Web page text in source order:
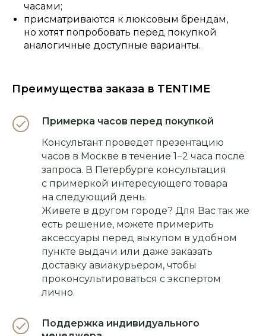
часами;
присматриваются к люксовым брендам,
но хотят попробовать перед покупкой
аналогичные доступные варианты.
Преимущества заказа в TENTIME
Примерка часов перед покупкой
Консультант проведет презентацию
часов в Москве в течение 1−2 часа после
запроса. В Петербурге консультация
с примеркой интересующего товара
на следующий день.
Живете в другом городе? Для Вас так же
есть решение, можете примерить
аксессуары перед выкупом в удобном
пункте выдачи или даже заказать
доставку авиакурьером, чтобы
проконсультироваться с экспертом
лично.
Поддержка индивидуального